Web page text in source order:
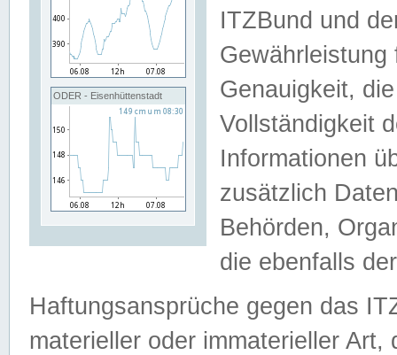
ODER - Eisenhüttenstadt
ITZBund und
Genauigkeit,
Vollständigkeit
Informationen
zusätzlich
Behörden,
die ebenfalls
Haftungsansprüche gegen das
materieller oder immaterieller